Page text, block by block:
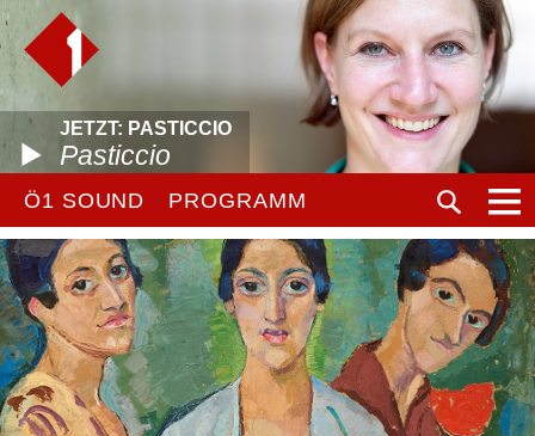
JETZT: PASTICCIO
Pasticcio
Ö1 SOUND PROGRAMM